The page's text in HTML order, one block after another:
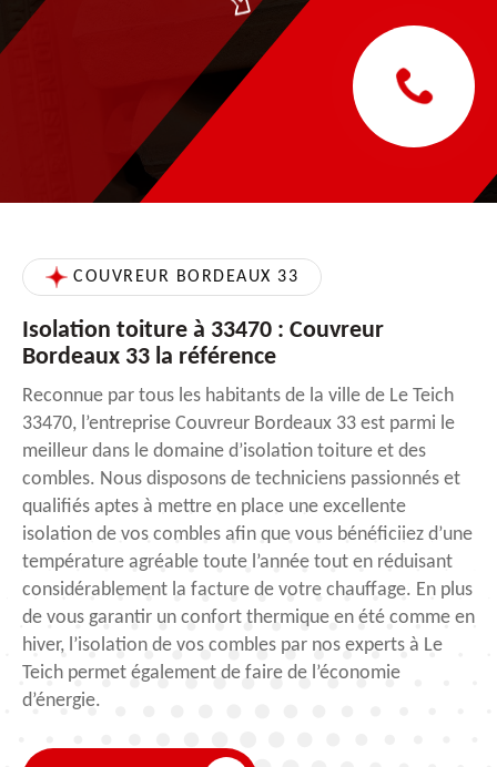
COUVREUR BORDEAUX 33
Isolation toiture à 33470 : Couvreur
Bordeaux 33 la référence
Reconnue par tous les habitants de la ville de Le Teich
33470, l’entreprise Couvreur Bordeaux 33 est parmi le
meilleur dans le domaine d’isolation toiture et des
combles. Nous disposons de techniciens passionnés et
qualifiés aptes à mettre en place une excellente
isolation de vos combles afin que vous bénéficiiez d’une
température agréable toute l’année tout en réduisant
considérablement la facture de votre chauffage. En plus
de vous garantir un confort thermique en été comme en
hiver, l’isolation de vos combles par nos experts à Le
Teich permet également de faire de l’économie
d’énergie.